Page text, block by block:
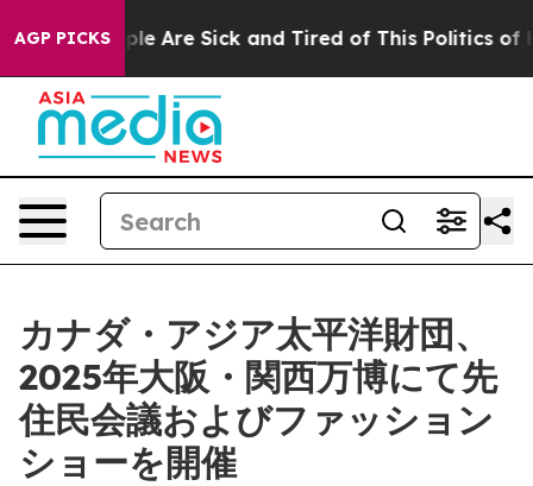
AGP PICKS
“People Are Sick and Tired of This Politics of
カナダ・アジア太平洋財団、
2025年大阪・関西万博にて先
住民会議およびファッション
ショーを開催